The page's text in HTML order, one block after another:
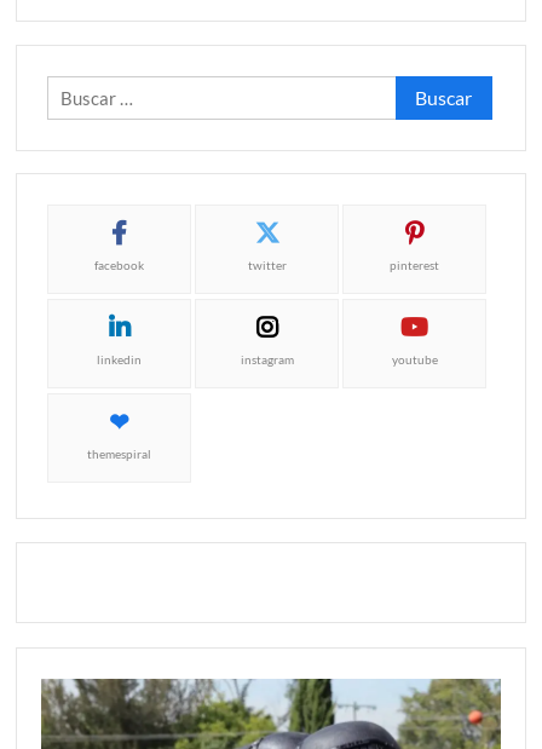
Buscar:
facebook twitter pinterest
linkedin instagram youtube
themespiral